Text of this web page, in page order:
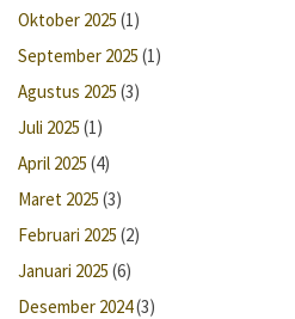
Oktober 2025 (1)
September 2025 (1)
Agustus 2025 (3)
Juli 2025 (1)
April 2025 (4)
Maret 2025 (3)
Februari 2025 (2)
Januari 2025 (6)
Desember 2024(3)